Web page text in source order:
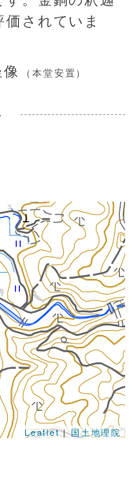
されていま
（本堂安置）
Leaflet|国土地理院